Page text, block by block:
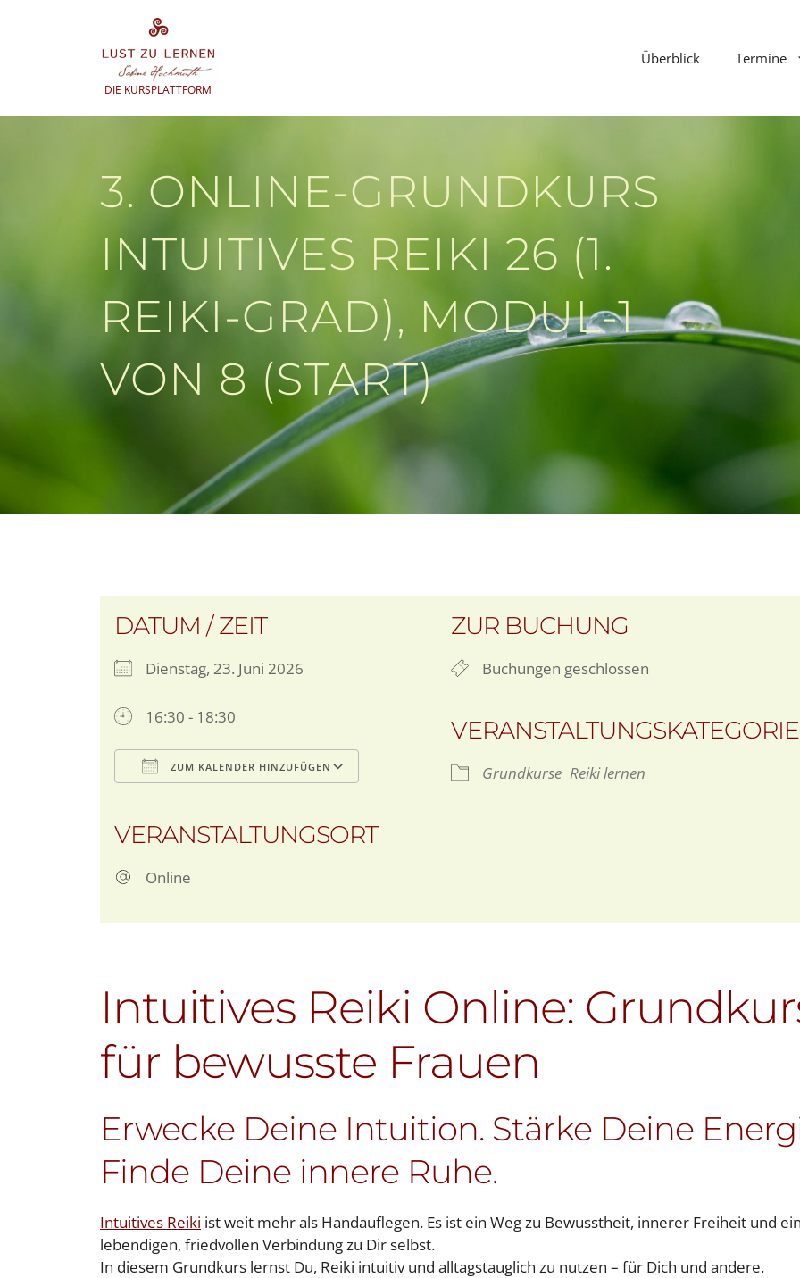
DIE KURSPLATTFORM
Überblick Termine
3. ONLINE-GRUNDKURS
INTUITIVES REIKI 26 (1.
REIKI-GRAD), MODUL-1
VON 8 (START)
DATUM / ZEIT
Dienstag, 23. Juni 2026
16:30 - 18:30
ZUM KALENDER HINZUFÜGEN
VERANSTALTUNGSORT
Online
ZUR BUCHUNG
Buchungen geschlossen
Grundkurse Reiki lernen
Intuitives Reiki Online:
für bewusste Frauen
Erwecke Deine Intuition. Stärke Deine
Finde Deine innere Ruhe.
Intuitives Reiki ist weit mehr als Handauflegen. Es ist ein Weg zu Bewusstheit, innerer Freiheit und
lebendigen, friedvollen Verbindung zu Dir selbst.
In diesem Grundkurs lernst Du, Reiki intuitiv und alltagstauglich zu nutzen – für Dich und andere.